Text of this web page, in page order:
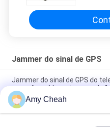
Jammer do sinal de GPS
Jammer do sinal de GPS do
carro 4 que bloqueia a escala
construtor do jammer
GPS, jammer dos Gps
Amy Cheah